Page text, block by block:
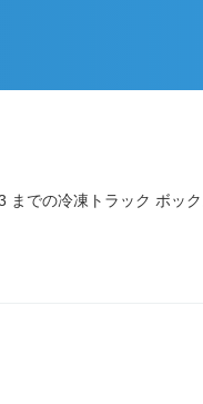
での冷凍トラック ボック